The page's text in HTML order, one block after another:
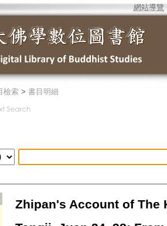
網站導覽
檢索 > 書目明細
Zhipan's Account of The